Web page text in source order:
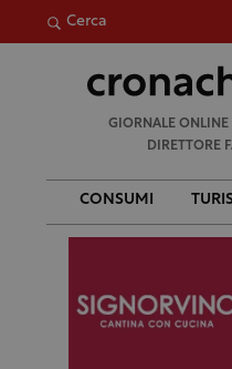
Cerca
GIORNALE
DIRETTORE
CONSUMI